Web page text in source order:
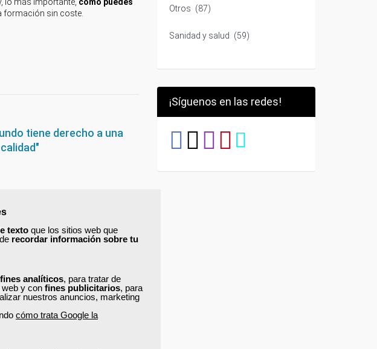
texto que los sitios web que
recordar información sobre tu
fines analíticos, para tratar de
y con fines publicitarios, para
nuestros anuncios, marketing
cómo trata Google la
formación sin coste.
tiene derecho a una
y oportunidades formativas, y
la difusión de nuestra oferta de
que buscan mejorar su
a nuevas opciones de
Otros (87)
Sanidad y salud (59)
¡Síguenos en las redes!